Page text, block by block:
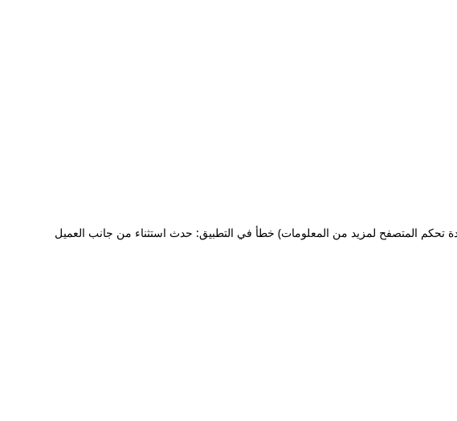
خطأ في التطبيق: حدث استثناء من جانب العميل تحكم المتصفح لمزيد من المعلومات)